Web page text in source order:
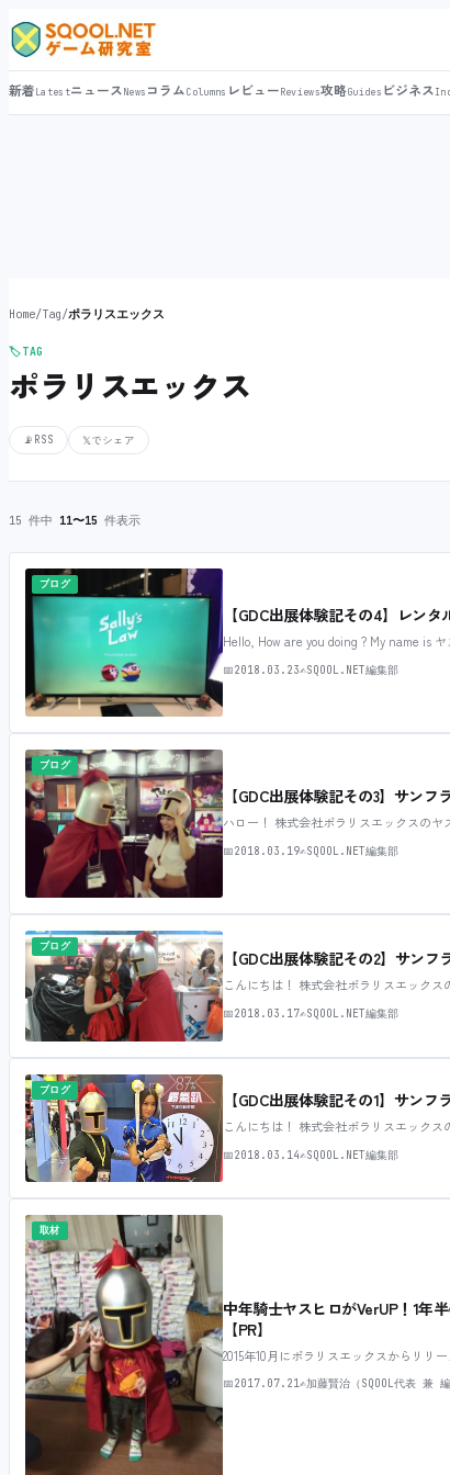
新着LatestニュースNews コラムColumns レビューReviews攻略Guides ビジネス
Home/Tag/ポラリスエックス
🏷️TAG
ポラリスエックス
📡 RSS 𝕏でシェア
15 件中 11〜15 件表示
ブログ
【GDC出展体験記その4】レン
Hello, How are you doing ? My name is
📅2018.03.23✍SQOOL.NET編集部
ブログ
【GDC出展体験記その3】サン
ハロー！ 株式会社ポラリスエックスの
📅2018.03.19✍SQOOL.NET編集部
ブログ
【GDC出展体験記その2】サン
こんにちは！ 株式会社ポラリスエック
📅2018.03.17✍SQOOL.NET編集部
ブログ 【GDC出展体験記その1】サン
こんにちは！ 株式会社ポラリスエック
📅2018.03.14✍SQOOL.NET編集部
取材
中年騎士ヤスヒロがVerUP！1年
【PR】
2015年10月にポラリスエックスからリリ
📅2017.07.21✍加藤賢治（SQOOL代表 兼 編